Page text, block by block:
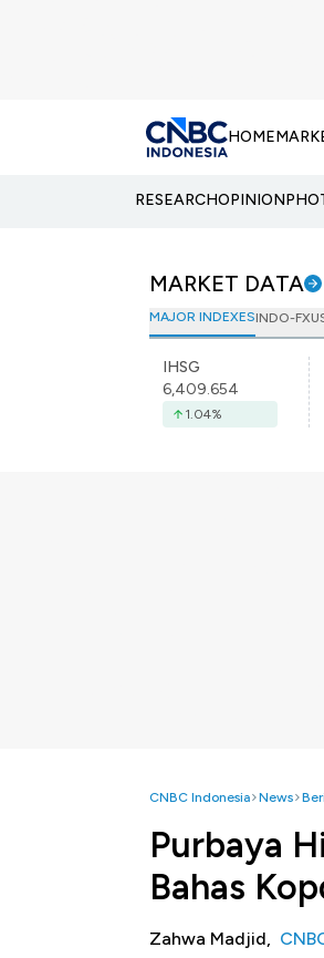
HOME
RESEARCHOPINION
MARKET DATA
MAJOR INDEXESINDO-FX
IHSG
6,409.654
1.04%
CNBC Indonesia News
Purbaya
Bahas
Zahwa Madjid,